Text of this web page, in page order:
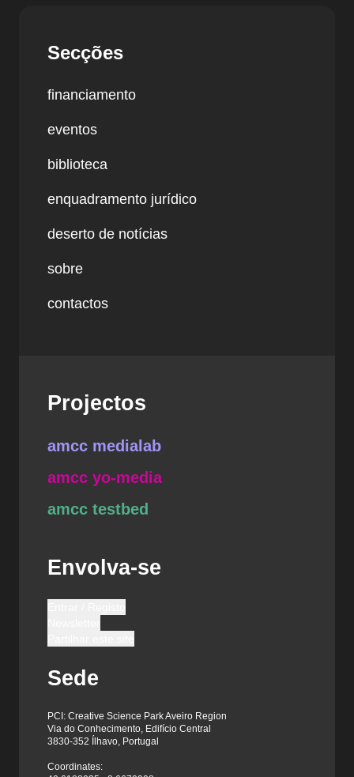
Secções
financiamento
eventos
biblioteca
enquadramento jurídico
deserto de notícias
sobre
contactos
Projectos
amcc medialab
amcc yo-media
amcc testbed
Envolva-se
Sede
PCI: Creative Science Park Aveiro Region
Via do Conhecimento, Edifício Central
3830-352 Ílhavo, Portugal
Coordinates: